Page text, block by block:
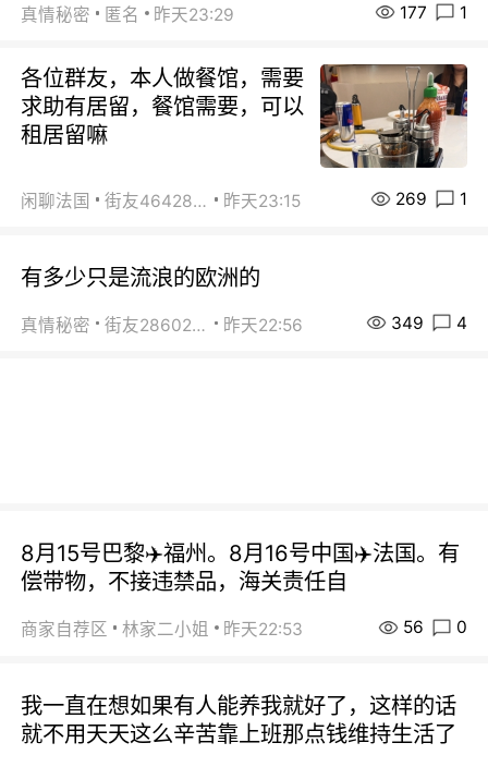
真情秘密 匿名 昨天23:29 177 1
各位群友，本人做餐馆，需要
求助有居留，餐馆需要，可以
租居留嘛
闲聊法国 街友46428878 昨天23:15 269 1
有多少只是流浪的欧洲的
真情秘密 街友28602925 昨天22:56 349 4
8月15号巴黎✈️福州。8月16号中国✈️法国。有
偿带物，不接违禁品，海关责任自
商家自荐区 林家二小姐 昨天22:53 56 0
我一直在想如果有人能养我就好了，这样的话
就不用天天这么辛苦靠上班那点钱维持生活了